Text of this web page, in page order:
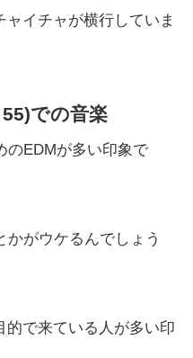
イチャが横行していま
での音楽
のEDMが多い印象で
かがウケるんでしょう
的で来ている人が多い印